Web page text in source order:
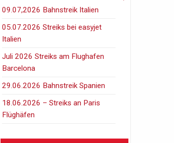
09.07,2026 Bahnstreik Italien
05.07.2026 Streiks bei easyjet
Italien
Juli 2026 Streiks am Flughafen
Barcelona
29.06.2026 Bahnstreik Spanien
18.06.2026 – Streiks an Paris
Flüghäfen